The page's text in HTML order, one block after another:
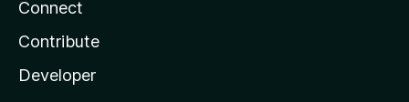
Connect
Contribute
Developer